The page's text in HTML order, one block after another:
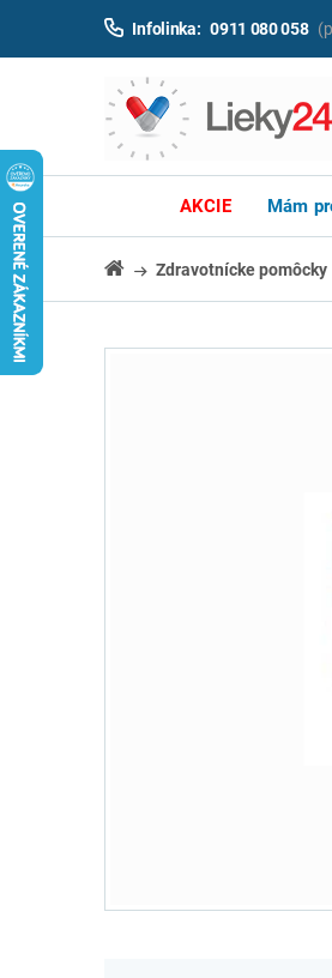
Infolinka: 0911 080 058
AKCIE Mám
Zdravotnícke pomôcky